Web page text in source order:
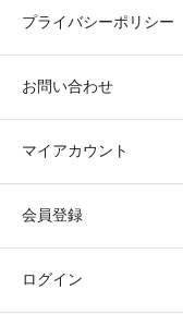
プライバシーポリシー
お問い合わせ
マイアカウント
会員登録
ログイン